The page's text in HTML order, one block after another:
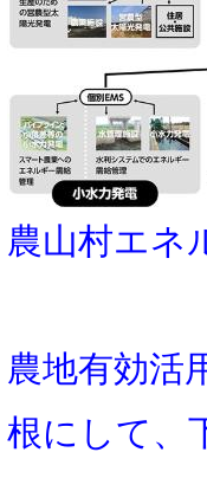
農山村エネ
農地有効活
根にして、